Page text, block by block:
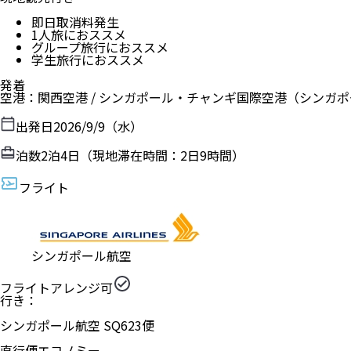
即日取消料発生
1人旅におススメ
グループ旅行におススメ
学生旅行におススメ
発着
空港 ： 関西空港 / シンガポール・チャンギ国際空港 （シンガ
出発日2026/9/9（水）
泊数2泊4日（現地滞在時間： 2日9時間）
フライト
シンガポール航空
フライトアレンジ可
行き：
シンガポール航空 SQ623便